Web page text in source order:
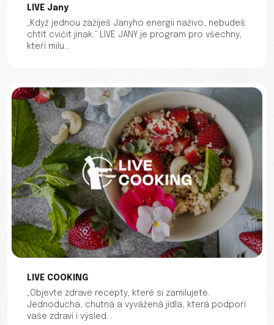
LIVE Jany
„Když jednou zažiješ Janyho energii naživo, nebudeš
chtít cvičit jinak.“ LIVE JANY je program pro všechny,
kteří milu...
LIVE COOKING
„Objevte zdravé recepty, které si zamilujete.
Jednoduchá, chutná a vyvážená jídla, která podpoří
vaše zdraví i výsled...